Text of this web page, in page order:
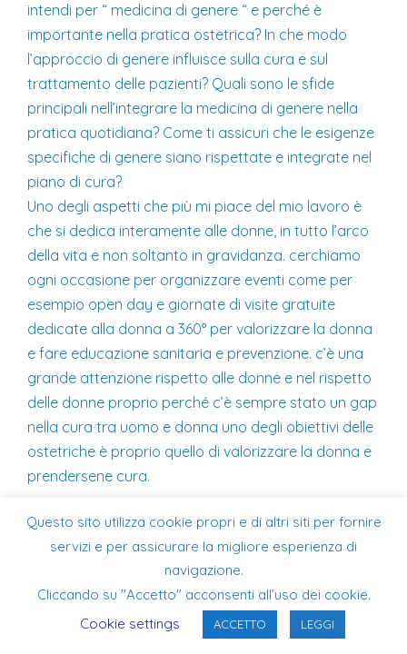
intendi per “ medicina di genere “ e perché è
importante nella pratica ostetrica? In che modo
l’approccio di genere influisce sulla cura e sul
trattamento delle pazienti? Quali sono le sfide
principali nell’integrare la medicina di genere nella
pratica quotidiana? Come ti assicuri che le esigenze
specifiche di genere siano rispettate e integrate nel
piano di cura?
Uno degli aspetti che più mi piace del mio lavoro è
che si dedica interamente alle donne, in tutto l’arco
della vita e non soltanto in gravidanza. cerchiamo
ogni occasione per organizzare eventi come per
esempio open day e giornate di visite gratuite
dedicate alla donna a 360° per valorizzare la donna
e fare educazione sanitaria e prevenzione. c’è una
grande attenzione rispetto alle donne e nel rispetto
delle donne proprio perché c’è sempre stato un gap
nella cura tra uomo e donna uno degli obiettivi delle
ostetriche è proprio quello di valorizzare la donna e
prendersene cura.
8) Cosa consiglieresti a chi sta iniziando la carriera
di ostetrica?
Consiglio di non smettere mai di imparare perché la
medicina è in continua evoluzione, soprattutto
consiglio di mettersi sempre nei panni delle donne
Questo sito utilizza cookie propri e di altri siti per fornire
servizi e per assicurare la migliore esperienza di
navigazione.
Cliccando su "Accetto" acconsenti all’uso dei cookie.
Cookie settings
ACCETTO LEGGI